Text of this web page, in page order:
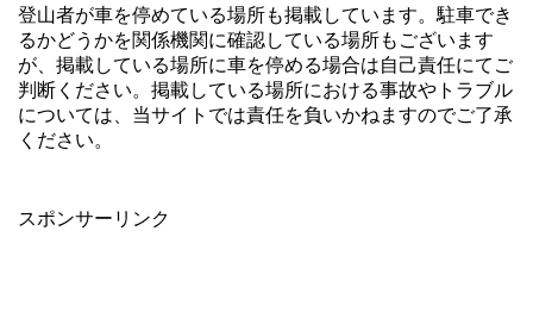
登山者が車を停めている場所も掲載しています。駐車でき
るかどうかを関係機関に確認している場所もございます
が、掲載している場所に車を停める場合は自己責任にてご
判断ください。掲載している場所における事故やトラブル
については、当サイトでは責任を負いかねますのでご了承
ください。
スポンサーリンク